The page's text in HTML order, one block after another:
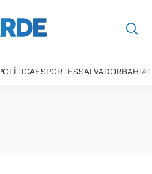
ESPORTESSALVADORBAHIA